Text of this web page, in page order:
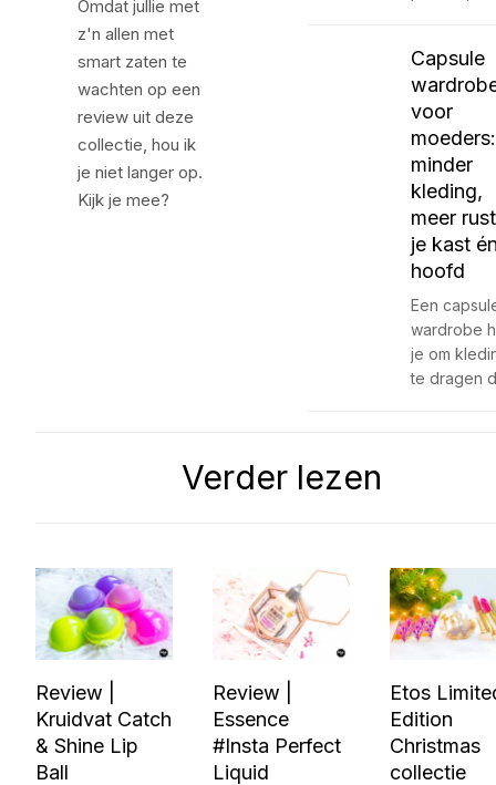
Omdat jullie met
z'n allen met
smart zaten te
wachten op een
review uit deze
collectie, hou ik
je niet langer op.
Kijk je mee?
Capsule
voor
moeders:
minder
kleding,
meer
je kast
hoofd
Een
wardrobe
je om
te dragen
Verder lezen
Review |
Kruidvat Catch
& Shine Lip
Ball
Review |
Essence
#Insta Perfect
Liquid
Etos
Edition
Christmas
collectie